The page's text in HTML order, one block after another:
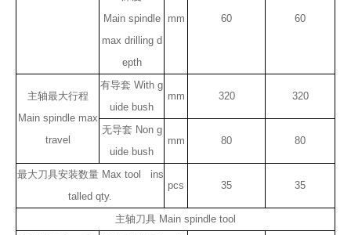
Main spindle
max drilling d
epth
mm 60 60
主轴最大行程
Main spindle max
travel
有导套 With g
uide bush
mm 320 320
无导套 Non g
uide bush
mm 80 80
最大刀具安装数量 Max tool ins
talled qty.
pcs 35 35
主轴刀具 Main spindle tool